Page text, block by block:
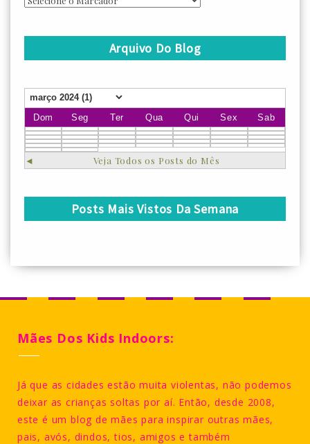
Arquivo Do Blog
Dom Seg Ter Qua Qui Sex Sab
◄ Veja Todos os Posts do Mês
Posts Mais Vistos Da Semana
Mães Dos Kids Indoors:
Já que as cidades estão muita violentas, não podemos
deixar as crianças soltas por aí. Então, desde 2008,
este é um blog de mães para inspirar outras mães,
pais, avós, dindos, tios, amigos e também